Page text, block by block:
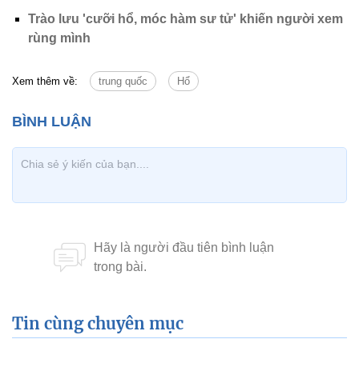
Trào lưu 'cưỡi hổ, móc hàm sư tử' khiến người xem
rùng mình
Xem thêm về: trung quốc Hổ
Tin cùng chuyên mục